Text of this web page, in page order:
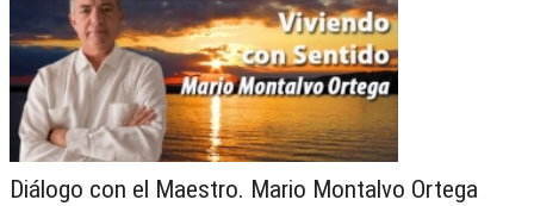
Diálogo con el Maestro. Mario Montalvo Ortega